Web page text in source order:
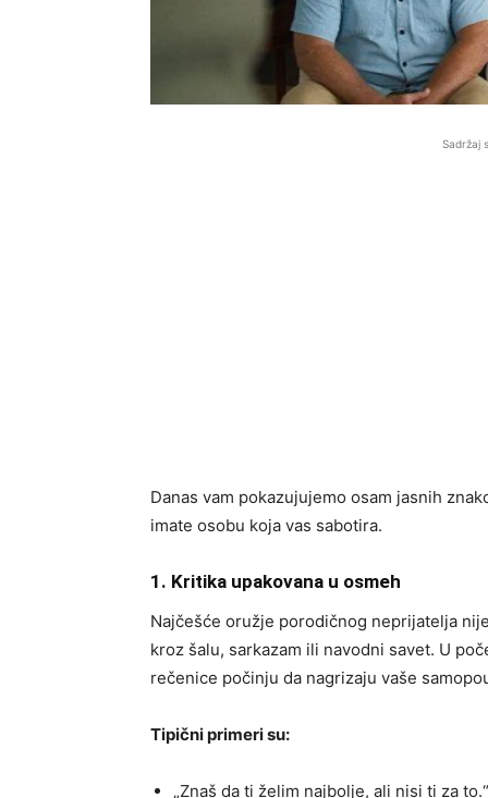
Sadržaj
Danas vam pokazujujemo osam jasnih
imate osobu koja vas sabotira.
1. Kritika upakovana u osmeh
Najčešće oružje porodičnog neprijatelja
kroz šalu, sarkazam ili navodni savet. U
rečenice počinju da nagrizaju vaše
Tipični primeri su:
„Znaš da ti želim najbolje, ali nisi ti za to.“